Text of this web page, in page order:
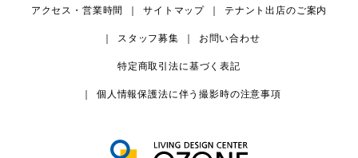
アクセス・営業時間 サイトマップ テナント出店のご案内
スタッフ募集 お問い合わせ
特定商取引法に基づく表記
個人情報保護法に伴う撮影時の注意事項